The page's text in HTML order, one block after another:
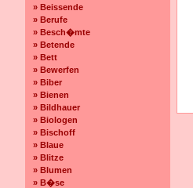
» Beissende
» Berufe
» Besch�mte
» Betende
» Bett
» Bewerfen
» Biber
» Bienen
» Bildhauer
» Biologen
» Bischoff
» Blaue
» Blitze
» Blumen
» B�se